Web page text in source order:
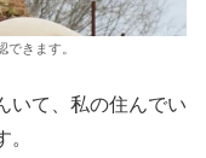
きます。
いて、私の住んでい